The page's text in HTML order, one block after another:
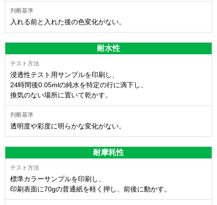
入れる前と入れた後の色変化がない。
耐水性
浸透性テスト用サンプルを印刷し、
24時間後0.05mlの純水を特定の行に滴下し、
換気のない場所に置いて乾かす。
透明度や彩度に明らかな変化がない。
耐摩耗性
標準カラーサンプルを印刷し、
印刷表面に70gの普通紙を軽く押し、前後に動かす。